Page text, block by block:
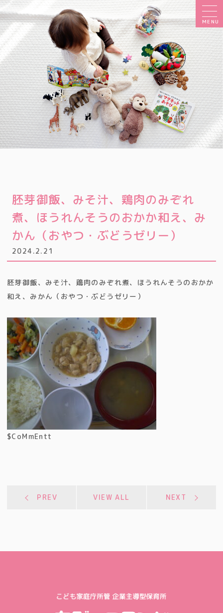
MENU
胚芽御飯、みそ汁、鶏肉のみぞれ
煮、ほうれんそうのおかか和え、み
かん（おやつ・ぶどうゼリー）
2024.2.21
胚芽御飯、みそ汁、鶏肉のみぞれ煮、ほうれんそうのおかか
和え、みかん（おやつ・ぶどうゼリー）
$CoMmEntt
PREV VIEW ALL NEXT